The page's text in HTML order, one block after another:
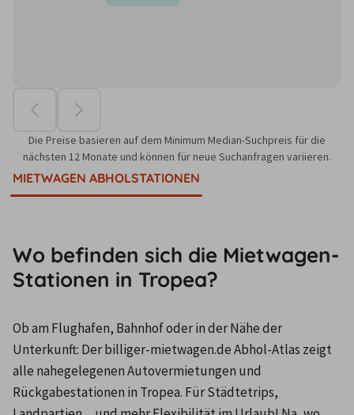
Die Preise basieren auf dem Minimum Median-Suchpreis für die
nächsten 12 Monate und können für neue Suchanfragen variieren.
MIETWAGEN ABHOLSTATIONEN
Wo befinden sich die Mietwagen-
Stationen in Tropea?
Ob am Flughafen, Bahnhof oder in der Nähe der
Unterkunft: Der billiger-mietwagen.de Abhol-Atlas zeigt
alle nahegelegenen Autovermietungen und
Rückgabestationen in Tropea. Für Städtetrips,